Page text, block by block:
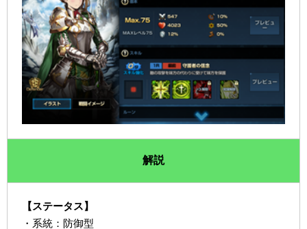
解説
【ステータス】
・系統：防御型